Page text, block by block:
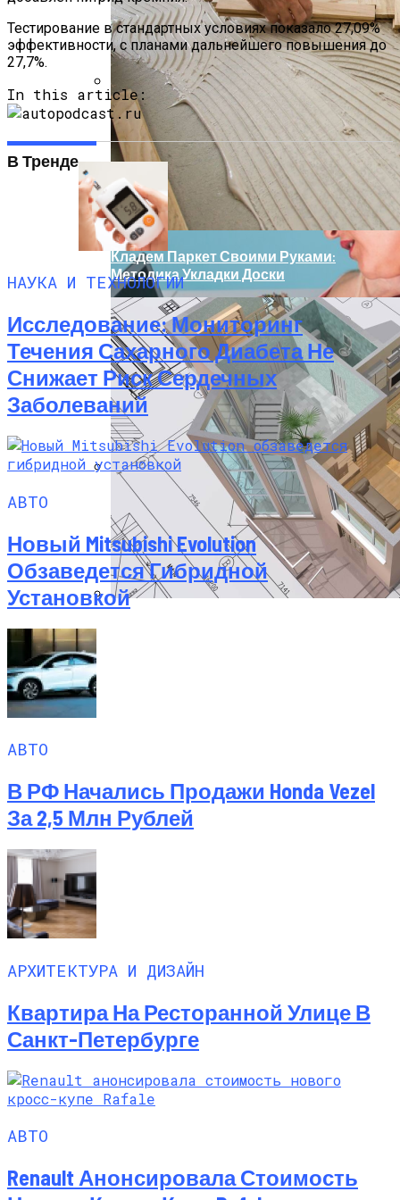
Модель, Подобная ChatGPT, Способна
Диагностировать Рак И Предлагать
Варианты Лечения
Исследование Позвоночника
Показывает, Что Усталость Мышц
Может Быть Причиной Боли В Шее
Кладем Паркет Своими Руками:
Методика Укладки Доски
Тестирование в стандартных условиях показало 27,09%
эффективности, с планами дальнейшего повышения до
27,7%.
In this article:
В Тренде
НАУКА И ТЕХНОЛОГИИ
Исследование: Мониторинг
Течения Сахарного Диабета Не
Снижает Риск Сердечных
Заболеваний
АВТО
Новый Mitsubishi Evolution
Обзаведется Гибридной
Установкой
АВТО
В РФ Начались Продажи Honda Vezel
За 2,5 Млн Рублей
АРХИТЕКТУРА И ДИЗАЙН
Квартира На Ресторанной Улице В
Санкт-Петербурге
АВТО
Renault Анонсировала Стоимость